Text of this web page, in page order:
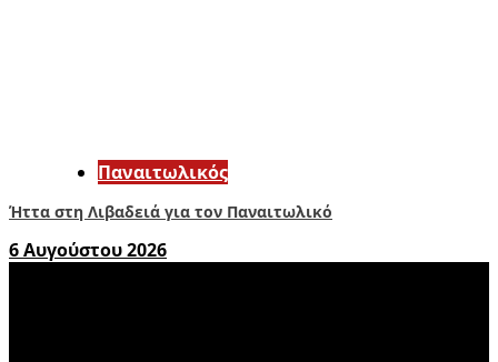
Παναιτωλικός
Ήττα στη Λιβαδειά για τον Παναιτωλικό
6 Αυγούστου 2026